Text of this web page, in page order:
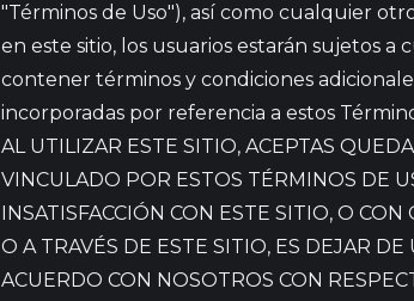
"Términos de Uso"), así como cualquier
en este sitio, los usuarios estarán sujetos
contener términos y condiciones
incorporadas por referencia a estos
AL UTILIZAR ESTE SITIO, ACEPTAS
VINCULADO POR ESTOS TÉRMINOS DE
INSATISFACCIÓN CON ESTE SITIO, O
O A TRAVÉS DE ESTE SITIO, ES DEJAR
ACUERDO CON NOSOTROS CON